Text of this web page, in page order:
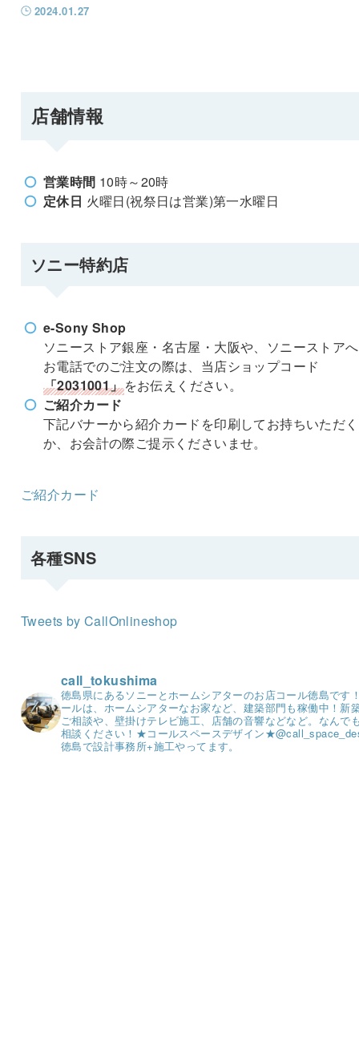
2024.01.27
店舗情報
営業時間 10時～20時
定休日 火曜日(祝祭日は営業)第一水曜日
ソニー特約店
e-Sony Shop
ソニーストア銀座・名古屋・大阪や、ソニーストア
お電話でのご注文の際は、当店ショップコード
「2031001」をお伝えください。
ご紹介カード
下記バナーから紹介カードを印刷してお持ちいただく
か、お会計の際ご提示くださいませ。
ご紹介カード
各種SNS
Tweets by CallOnlineshop
call_tokushima
徳島県にあるソニーとホームシアターのお店コール徳島です
ールは、ホームシアターなお家など、建築部門も稼働中！ 新
ご相談や、壁掛けテレビ施工、店舗の音響などなど。 なんで
相談ください！ ★コールスペースデザイン★
徳島で設計事務所+施工やってます。